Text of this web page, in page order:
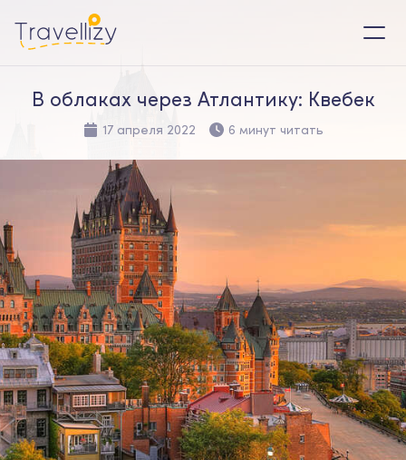
В облаках через Атлантику: Квебек
17 апреля 2022 6 минут читать